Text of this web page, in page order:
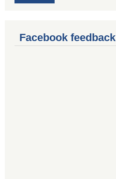
Facebook feedback